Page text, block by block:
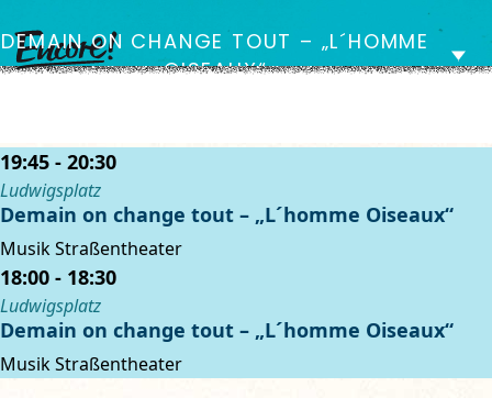
Z
u
m
I
n
h
a
l
t
Z
u
m
H
a
u
p
t
m
DEMAIN ON CHANGE TOUT – „L´HOMME
OISEAUX“
19:45 - 20:30
Ludwigsplatz
Demain on change tout – „L´homme Oiseaux“
MusikStraßentheater
18:00 - 18:30
Ludwigsplatz
Demain on change tout – „L´homme Oiseaux“
MusikStraßentheater